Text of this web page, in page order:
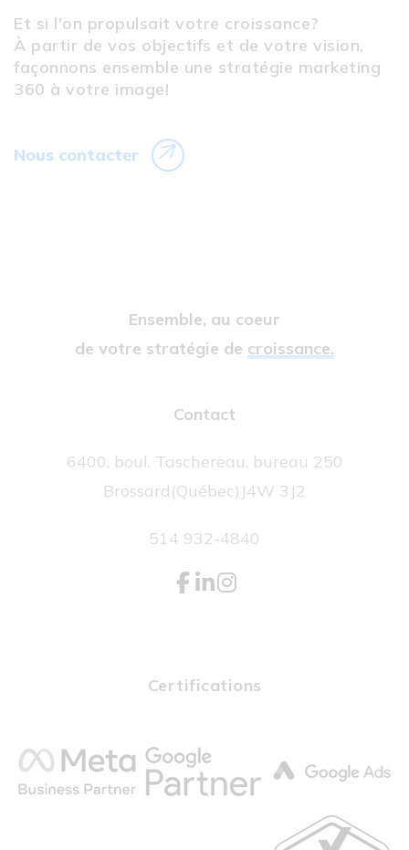
Et si l'on propulsait votre croissance?
À partir de vos objectifs et de votre vision,
façonnons ensemble une stratégie marketing
360 à votre image!
Nous contacter
Ensemble, au coeur
de votre stratégie de croissance.
Contact
6400, boul. Taschereau, bureau 250
Brossard(Québec) J4W 3J2
514 932-4840
Certifications